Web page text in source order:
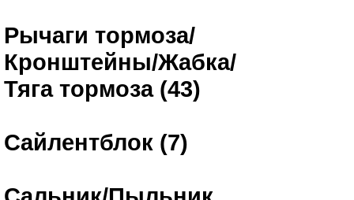
Рычаги тормоза/
Кронштейны/Жабка/
Тяга тормоза (43)
Сайлентблок (7)